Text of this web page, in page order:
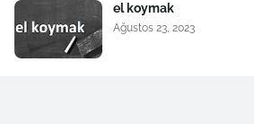
el koymak
Ağustos 23, 2023